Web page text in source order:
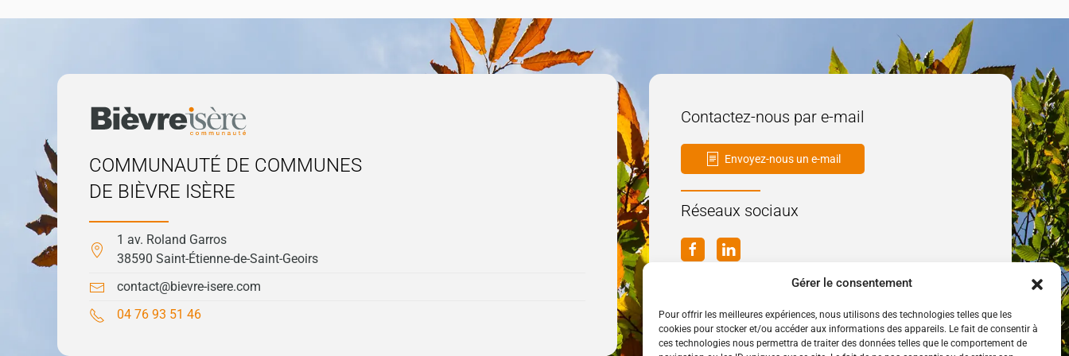
Gérer le consentement
Pour offrir les meilleures expériences, nous utilisons des technologies telles que les
cookies pour stocker et/ou accéder aux informations des appareils. Le fait de consentir à
ces technologies nous permettra de traiter des données telles que le comportement de
COMMUNAUTÉ DE COMMUNES
DE BIÈVRE ISÈRE
1 av. Roland Garros
38590 Saint-Étienne-de-Saint-Geoirs
contact@bievre-isere.com
04 76 93 51 46
Contactez-nous par e-mail
Envoyez-nous un e-mail
Réseaux sociaux